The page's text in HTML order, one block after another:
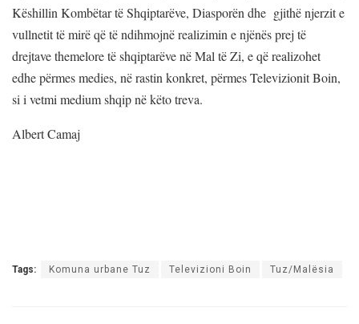
Këshillin Kombëtar të Shqiptarëve, Diasporën dhe gjithë njerzit e
vullnetit të mirë që të ndihmojnë realizimin e njënës prej të
drejtave themelore të shqiptarëve në Mal të Zi, e që realizohet
edhe përmes medies, në rastin konkret, përmes Televizionit Boin,
si i vetmi medium shqip në këto treva.
Albert Camaj
Tags: Komuna urbane Tuz Televizioni Boin Tuz/Malësia